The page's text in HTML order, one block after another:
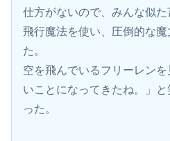
仕方がないので、みんな似た
飛行魔法を使い、圧倒的な
た。
空を飛んでいるフリーレン
いことになってきたね。」
った。